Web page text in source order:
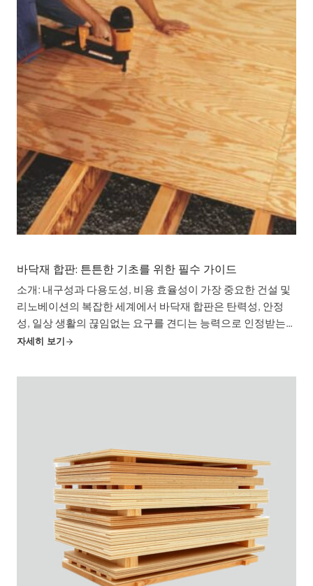
바닥재 합판: 튼튼한 기초를 위한 필수 가이드
소개: 내구성과 다용도성, 비용 효율성이 가장 중요한 건설 및
리노베이션의 복잡한 세계에서 바닥재 합판은 탄력성, 안정
성, 일상 생활의 끊임없는 요구를 견디는 능력으로 인정받는
견고한 자재로 챔피언으로 부상하고 있습니다. 노련한 도급업
자세히 보기